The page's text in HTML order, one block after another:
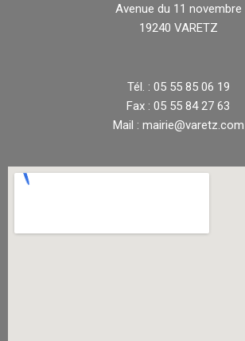
Avenue du 11 novembre
19240 VARETZ
Tél. : 05 55 85 06 19
Fax : 05 55 84 27 63
Mail : mairie@varetz.com